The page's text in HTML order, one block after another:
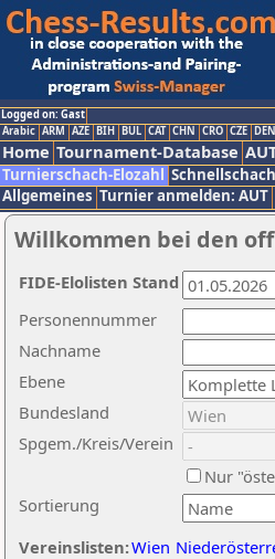
Logged on: Gast
Arabic ARM AZE BIH BUL CAT CHN CRO CZE DEN
Home Tournament-Database
Turnierschach-Elozahl
Allgemeines Turnier anmelden: AUT
Willkommen bei den
Nachname
Ebene
Sortierung
Personennummer
Bundesland
Spgem./Kreis/Verein
Nur
Vereinslisten:Wien
FIDE-Elolisten Stand